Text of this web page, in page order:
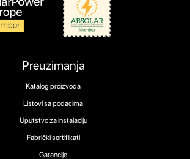
Preuzimanja
Katalog proizvoda
Listovi sa podacima
Uputstvo za instalaciju
Fabrički sertifikati
Garancije